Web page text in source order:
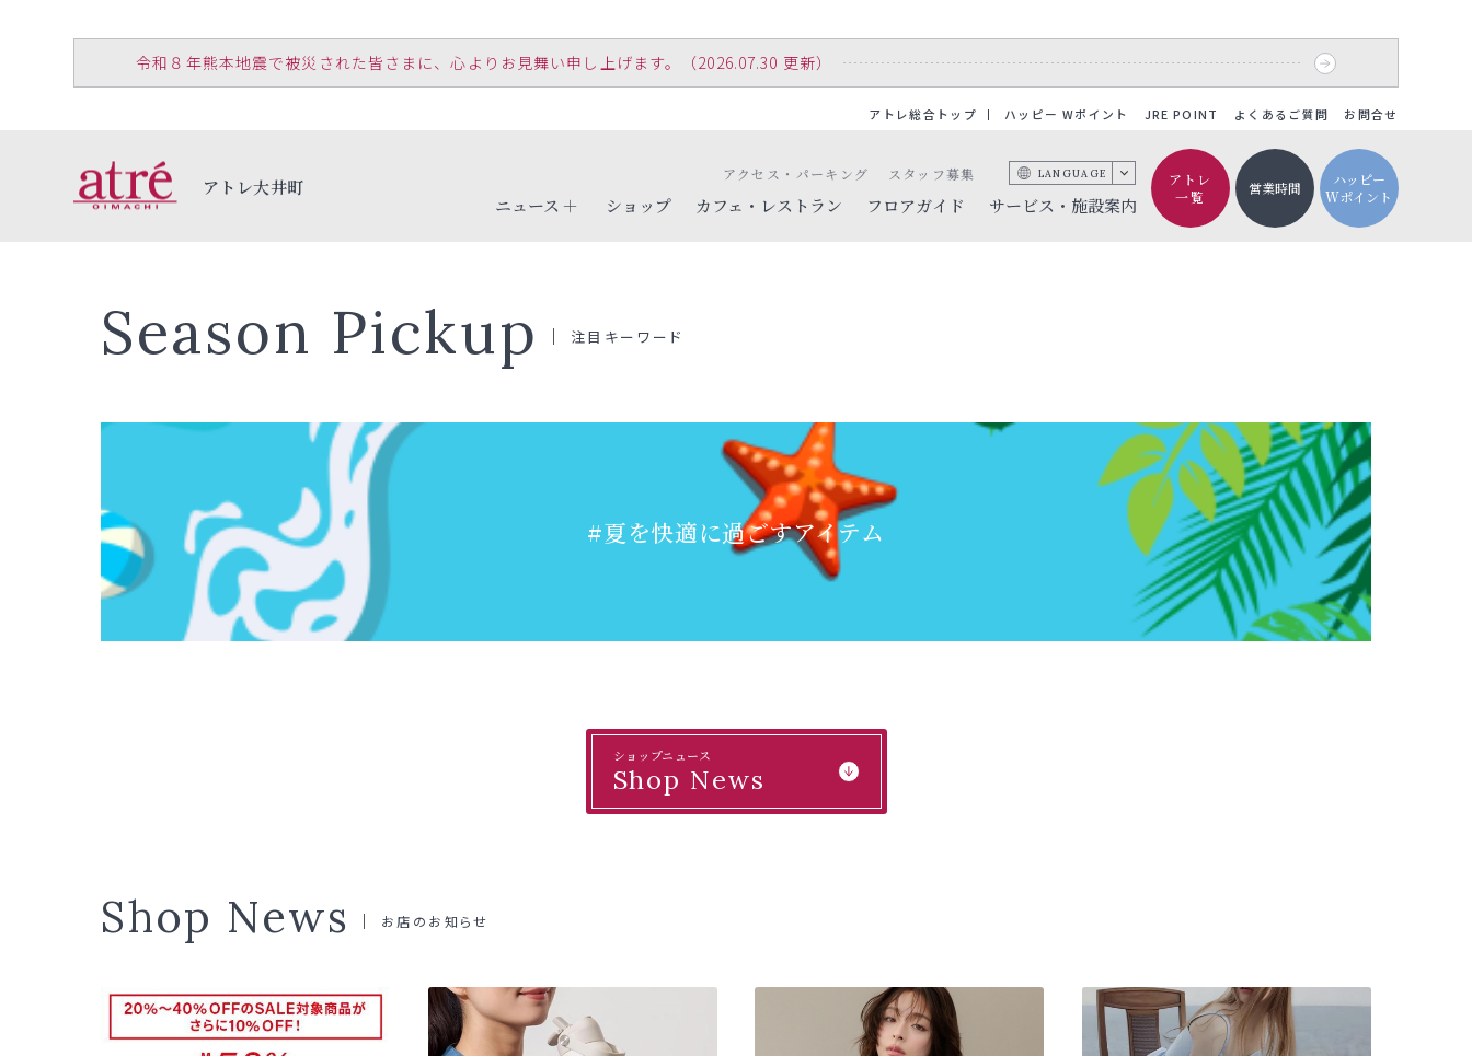
令和８年熊本地震で被災された皆さまに、心よりお見舞い申し上げます。（2026.07.30 更新）
アトレ総合トップ ハッピー Wポイント JRE POINT よくあるご質問 お問合せ
アトレ大井町
ニュース
ショップ カフェ・レストラン フロアガイド サービス・施設案内
アクセス・パーキング スタッフ募集 LANGUAGE
アトレ
一覧
営業時間
ハッピー
Wポイント
Season Pickup 注目キーワード
#夏を快適に過ごすアイテム
ショップニュース
Shop News
Shop News お店のお知らせ